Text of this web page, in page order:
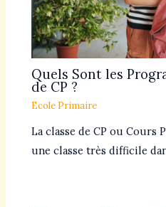
Quels Sont les
de CP ?
Ecole Primaire
La classe de CP ou Cours
une classe très difficile